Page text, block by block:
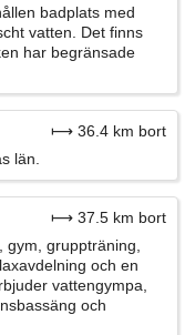
badplats med
vatten. Det finns
har begränsade
⟼ 36.4 km bort
län.
⟼ 37.5 km bort
gruppträning,
och en
vattengympa,
och